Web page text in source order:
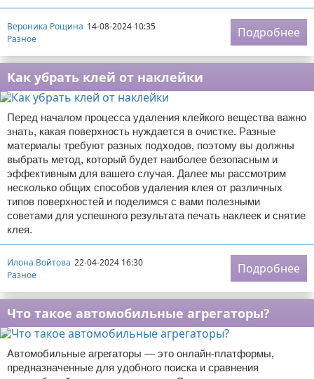
Вероника Рощина 14-08-2024 10:35
Разное
Подробнее
Как убрать клей от наклейки
Перед началом процесса удаления клейкого вещества важно
знать, какая поверхность нуждается в очистке. Разные
материалы требуют разных подходов, поэтому вы должны
выбрать метод, который будет наиболее безопасным и
эффективным для вашего случая. Далее мы рассмотрим
несколько общих способов удаления клея от различных
типов поверхностей и поделимся с вами полезными
советами для успешного результата печать наклеек и снятие
клея.
Илона Войтова 22-04-2024 16:30
Разное
Подробнее
Что такое автомобильные агрегаторы?
Автомобильные агрегаторы — это онлайн-платформы,
предназначенные для удобного поиска и сравнения